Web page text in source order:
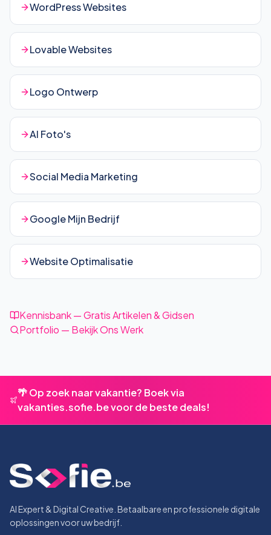
WordPress Websites
Lovable Websites
Logo Ontwerp
AI Foto's
Social Media Marketing
Google Mijn Bedrijf
Website Optimalisatie
Kennisbank — Gratis Artikelen & Gidsen
Portfolio — Bekijk Ons Werk
🌴 Op zoek naar vakantie? Boek via
vakanties.sofie.be voor de beste deals!
AI Expert & Digital Creative. Betaalbare en professionele digitale
oplossingen voor uw bedrijf.